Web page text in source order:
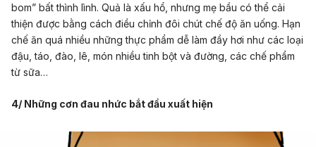
bom” bất thình lình. Quả là xấu hổ, nhưng mẹ bầu có thể cải
thiện được bằng cách điều chỉnh đôi chút chế độ ăn uống. Hạn
chế ăn quá nhiều những thực phẩm dễ làm đầy hơi như các loại
đậu, táo, đào, lê, món nhiều tinh bột và đường, các chế phẩm
từ sữa…
4/ Những cơn đau nhức bắt đầu xuất hiện